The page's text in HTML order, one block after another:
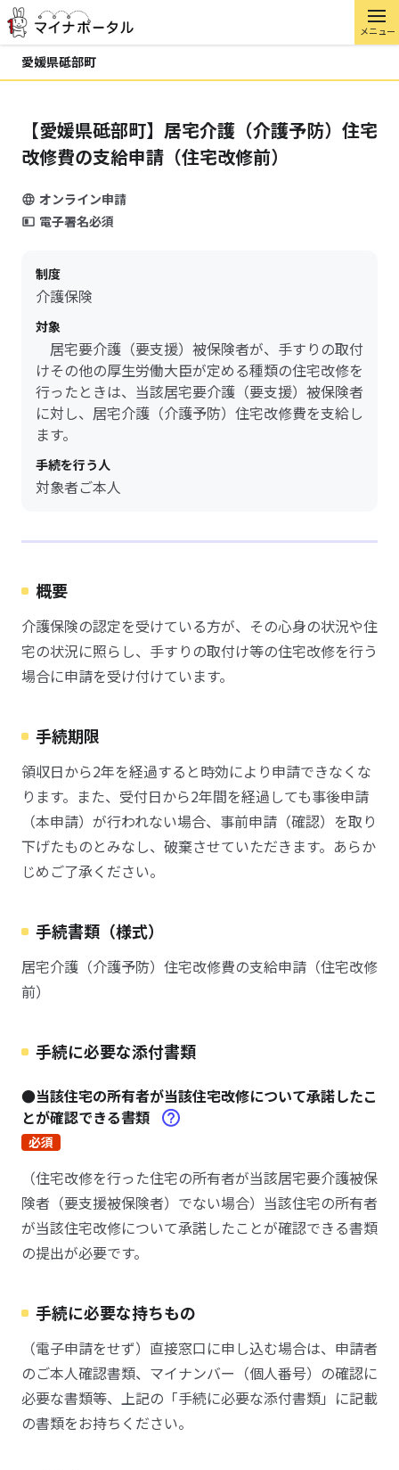
メニュー
愛媛県砥部町
【愛媛県砥部町】居宅介護（介護予防）住宅
改修費の支給申請（住宅改修前）
オンライン申請
電子署名必須
制度
介護保険
対象
居宅要介護（要支援）被保険者が、手すりの取付
けその他の厚生労働大臣が定める種類の住宅改修を
行ったときは、当該居宅要介護（要支援）被保険者
に対し、居宅介護（介護予防）住宅改修費を支給し
ます。
手続を行う人
対象者ご本人
概要
介護保険の認定を受けている方が、その心身の状況や住
宅の状況に照らし、手すりの取付け等の住宅改修を行う
場合に申請を受け付けています。
手続期限
領収日から2年を経過すると時効により申請できなくな
ります。また、受付日から2年間を経過しても事後申請
（本申請）が行われない場合、事前申請（確認）を取り
下げたものとみなし、破棄させていただきます。あらか
じめご了承ください。
手続書類（様式）
居宅介護（介護予防）住宅改修費の支給申請（住宅改修
前）
手続に必要な添付書類
●当該住宅の所有者が当該住宅改修について承諾したこ
とが確認できる書類
必須
（住宅改修を行った住宅の所有者が当該居宅要介護被保
険者（要支援被保険者）でない場合）当該住宅の所有者
が当該住宅改修について承諾したことが確認できる書類
の提出が必要です。
手続に必要な持ちもの
（電子申請をせず）直接窓口に申し込む場合は、申請者
のご本人確認書類、マイナンバー（個人番号）の確認に
必要な書類等、上記の「手続に必要な添付書類」に記載
の書類をお持ちください。